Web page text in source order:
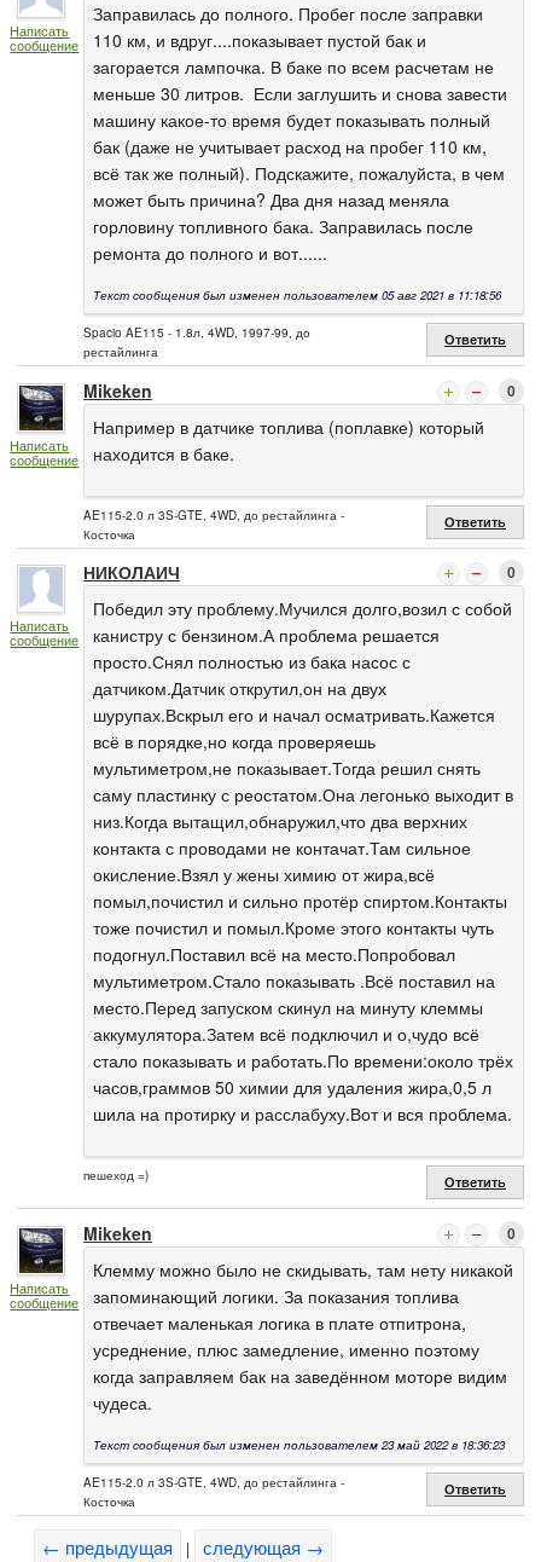
Написать
сообщение
Заправилась до полного. Пробег после заправки
110 км, и вдруг....показывает пустой бак и
загорается лампочка. В баке по всем расчетам не
меньше 30 литров. Если заглушить и снова завести
машину какое-то время будет показывать полный
бак (даже не учитывает расход на пробег 110 км,
всё так же полный). Подскажите, пожалуйста, в чем
может быть причина? Два дня назад меняла
горловину топливного бака. Заправилась после
ремонта до полного и вот......
Текст сообщения был изменен пользователем 05 авг 2021 в 11:18:56
Spacio AE115 - 1.8л, 4WD, 1997-99, до
рестайлинга
Ответить
Написать
сообщение
Mikeken 0
Например в датчике топлива (поплавке) который
находится в баке.
AE115-2.0 л 3S-GTE, 4WD, до рестайлинга -
Косточка
Ответить
Написать
сообщение
НИКОЛАИЧ 0
Победил эту проблему.Мучился долго,возил с собой
канистру с бензином.А проблема решается
просто.Снял полностью из бака насос с
датчиком.Датчик открутил,он на двух
шурупах.Вскрыл его и начал осматривать.Кажется
всё в порядке,но когда проверяешь
мультиметром,не показывает.Тогда решил снять
саму пластинку с реостатом.Она легонько выходит в
низ.Когда вытащил,обнаружил,что два верхних
контакта с проводами не контачат.Там сильное
окисление.Взял у жены химию от жира,всё
помыл,почистил и сильно протёр спиртом.Контакты
тоже почистил и помыл.Кроме этого контакты чуть
подогнул.Поставил всё на место.Попробовал
мультиметром.Стало показывать .Всё поставил на
место.Перед запуском скинул на минуту клеммы
аккумулятора.Затем всё подключил и о,чудо всё
стало показывать и работать.По времени:около трёх
часов,граммов 50 химии для удаления жира,0,5 л
шила на протирку и расслабуху.Вот и вся проблема.
пешеход =) Ответить
Написать
сообщение
Mikeken 0
Клемму можно было не скидывать, там нету никакой
запоминающий логики. За показания топлива
отвечает маленькая логика в плате отпитрона,
усреднение, плюс замедление, именно поэтому
когда заправляем бак на заведённом моторе видим
чудеса.
Текст сообщения был изменен пользователем 23 май 2022 в 18:36:23
AE115-2.0 л 3S-GTE, 4WD, до рестайлинга -
Косточка
Ответить
← предыдущая | следующая →